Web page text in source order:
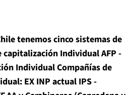
tenemos cinco sistemas de
capitalización Individual AFP -
Individual Compañías de
EX INP actual IPS-